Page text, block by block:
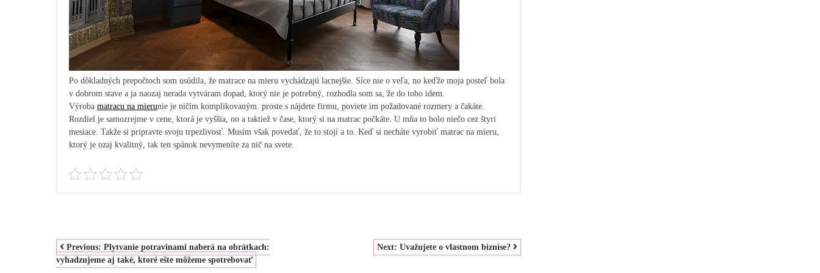
Po dôkladných prepočtoch som usúdila, že matrace na mieru vychádzajú lacnejšie. Síce nie o veľa, no keďže moja posteľ bola
v dobrom stave a ja naozaj nerada vytváram dopad, ktorý nie je potrebný, rozhodla som sa, že do toho idem.
Výroba matracu na mierunie je ničím komplikovaným. proste s nájdete firmu, poviete im požadované rozmery a čakáte.
Rozdiel je samozrejme v cene, ktorá je vyššia, no a taktiež v čase, ktorý si na matrac počkáte. U mňa to bolo niečo cez štyri
mesiace. Takže si pripravte svoju trpezlivosť. Musím však povedať, že to stojí a to. Keď si necháte vyrobiť matrac na mieru,
ktorý je ozaj kvalitný, tak ten spánok nevymeníte za nič na svete.
NAVIGACE
PRO
Previous: Plytvanie potravinami naberá na obrátkach:
vyhadzujeme aj také, ktoré ešte môžeme spotrebovať
Next: Uvažujete o vlastnom biznise?